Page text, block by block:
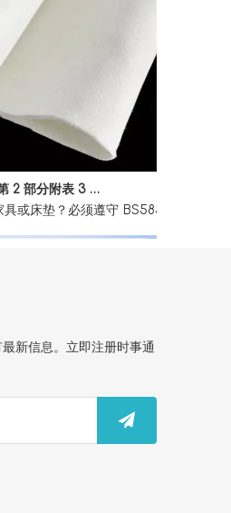
什么是 BS5852 第 2 部分附表 3 家具防火测试？
具或床垫？必须遵守 BS5852 第 2 部
新信息。立即注册时事通